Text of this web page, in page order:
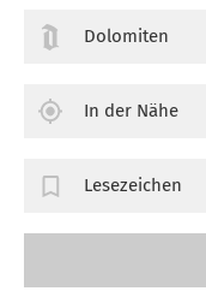
Dolomiten
In der Nähe
Lesezeichen